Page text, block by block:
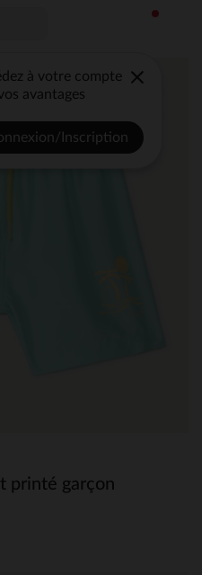
à votre compte
avantages
Inscription
printé garçon